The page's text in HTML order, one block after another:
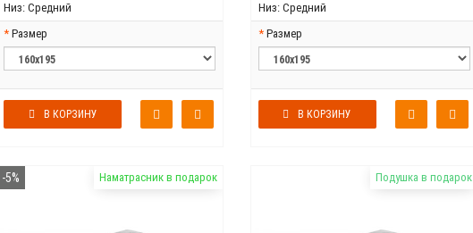
Низ: Средний
Размер
В КОРЗИНУ
Низ: Средний
Размер
В КОРЗИНУ
Наматрасник в подарок
-5% Подушка в подарок